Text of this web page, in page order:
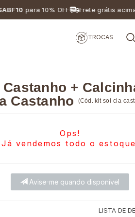
para 10% OFF Frete grátis acima de
TROCAS
Castanho +
Castanho
(Cód. kit-sol-cla-
Ops!
Já vendemos todo o
Avise-me quando disponível
LISTA DE